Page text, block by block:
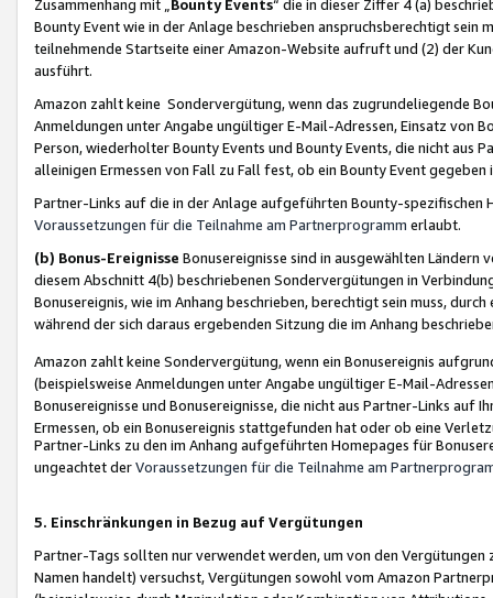
Zusammenhang mit „ Bounty Events“ die in dieser Ziffer 4 (a)
Bounty Event wie in der Anlage beschrieben anspruchsberechtigt sein
teilnehmende Startseite einer Amazon-Website aufruft und (2) der
ausführt.
Amazon zahlt keine Sondervergütung, wenn das zugrundeliegende
Anmeldungen unter Angabe ungültiger E-Mail-Adressen, Einsatz von
Person, wiederholter Bounty Events und Bounty Events, die nicht
alleinigen Ermessen von Fall zu Fall fest, ob ein Bounty Event
Partner-Links auf die in der Anlage aufgeführten Bounty-spezifischen
Voraussetzungen für die Teilnahme am Partnerprogramm erlaubt.
(b) Bonus-Ereignisse Bonusereignisse sind in ausgewählten Ländern
diesem Abschnitt 4(b) beschriebenen Sondervergütungen in
Bonusereignis, wie im Anhang beschrieben, berechtigt sein muss,
während der sich daraus ergebenden Sitzung die im Anhang
Amazon zahlt keine Sondervergütung, wenn ein Bonusereignis
(beispielsweise Anmeldungen unter Angabe ungültiger E-Mail-
Bonusereignisse und Bonusereignisse, die nicht aus Partner-Links auf
Ermessen, ob ein Bonusereignis stattgefunden hat oder ob eine
Partner-Links zu den im Anhang aufgeführten Homepages für
ungeachtet derVoraussetzungen für die Teilnahme am
5. Einschränkungen in Bezug auf Vergütungen
Partner-Tags sollten nur verwendet werden, um von den
Namen handelt) versuchst, Vergütungen sowohl vom Amazon